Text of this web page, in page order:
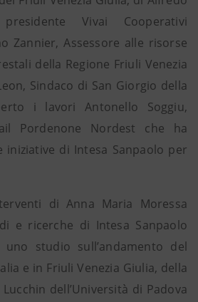
Vivai Cooperativi
Zannier, Assessore alle risorse
della Regione Friuli Venezia
Sindaco di San Giorgio della
i lavori Antonello Soggiu,
Pordenone Nordest che ha
iniziative di Intesa Sanpaolo per
di Anna Maria Moressa
e ricerche di Intesa Sanpaolo
studio sull’andamento del
e in Friuli Venezia Giulia, della
dell’Università di Padova